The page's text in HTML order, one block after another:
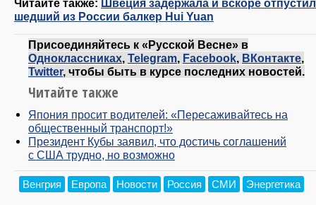
Читайте также: Швеция задержала и вскоре
шедший из России балкер Hui Yuan
Присоединяйтесь к «Русской Весне» в
Одноклассниках, Telegram, Facebook, ВКонтакте,
Twitter, чтобы быть в курсе последних новостей.
Читайте также
Япония просит водителей: «Пересаживайтесь на
общественный транспорт!»
Президент Кубы заявил, что достичь соглашений
с США трудно, но возможно
Венгрия Европа Новости Россия СМИ Энергетика